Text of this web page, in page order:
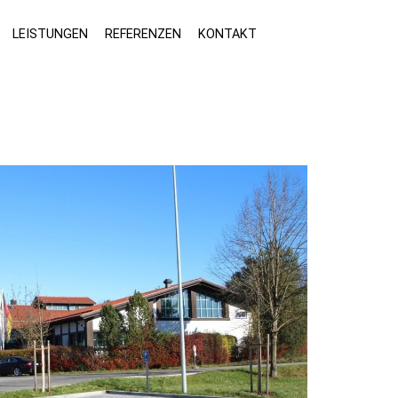
LEISTUNGEN REFERENZEN KONTAKT